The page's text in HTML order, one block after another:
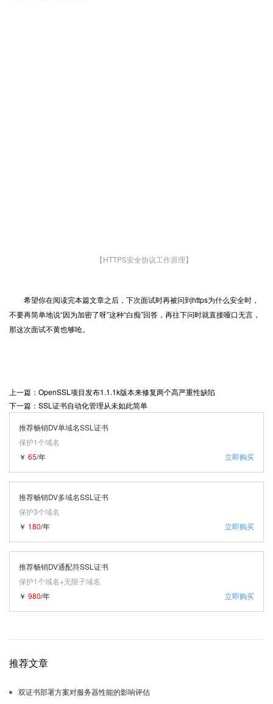
【HTTPS安全协议工作原理】
希望你在阅读完本篇文章之后，下次面试时再被问到https为什么安全时，
不要再简单地说“因为加密了呀”这种“白痴”回答，再往下问时就直接哑口无言，
那这次面试不黄也够呛。
上一篇：OpenSSL项目发布1.1.1k版本来修复两个高严重性缺陷
下一篇：SSL证书自动化管理从未如此简单
推荐畅销DV单域名SSL证书
保护1个域名
立即购买
￥ 65/年
推荐畅销DV多域名SSL证书
保护3个域名
立即购买
￥ 180/年
推荐畅销DV通配符SSL证书
保护1个域名+无限子域名
立即购买
￥ 980/年
推荐文章
双证书部署方案对服务器性能的影响评估